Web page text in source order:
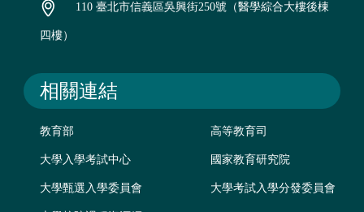
110 臺北市信義區吳興街250號（醫學綜合大樓後棟
四樓）
相關連結
教育部 高等教育司
大學入學考試中心 國家教育研究院
大學甄選入學委員會 大學考試入學分發委員會